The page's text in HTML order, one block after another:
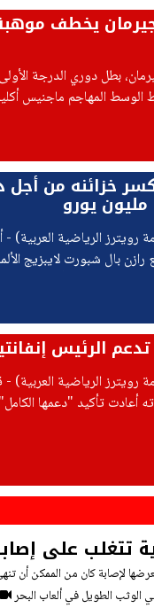
يخطف
بطل دوري الدرجة
الوسط المهاجم ماجنيس
خزائنه من
الرياضية العربية)
بال شبورت لايبزيج
تدعم الرئيس
الرياضية العربية) -
أعادت تأكيد "دعمها
تتغلب على
لإصابة كان من الممكن أن
الوثب الطويل في ألعاب البحر